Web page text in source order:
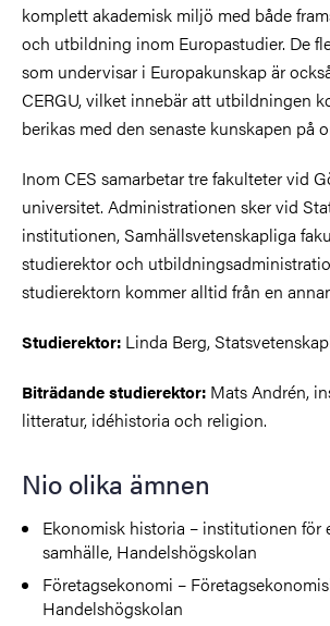
komplett akademisk miljö med både
och utbildning inom Europastudier. De
som undervisar i Europakunskap är
CERGU, vilket innebär att utbildningen
berikas med den senaste kunskapen på
Inom CES samarbetar tre fakulteter vid
universitet. Administrationen sker vid
institutionen, Samhällsvetenskapliga
studierektor och
studierektorn kommer alltid från en
Studierektor: Linda Berg,
Biträdande studierektor: Mats Andrén,
litteratur, idéhistoria och religion.
Nio olika ämnen
Ekonomisk historia – institutionen för
samhälle, Handelshögskolan
Företagsekonomi –
Handelshögskolan